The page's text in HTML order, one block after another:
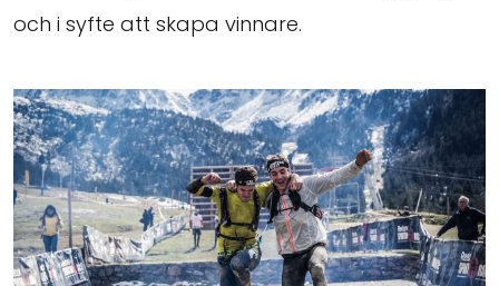
och i syfte att skapa vinnare.